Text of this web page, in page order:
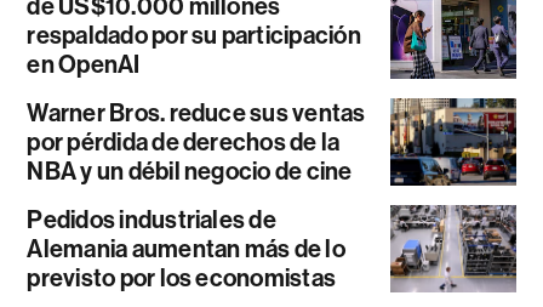
respaldado por su participación
en OpenAI
Warner Bros. reduce sus ventas
por pérdida de derechos de la
NBA y un débil negocio de cine
Pedidos industriales de
Alemania aumentan más de lo
previsto por los economistas